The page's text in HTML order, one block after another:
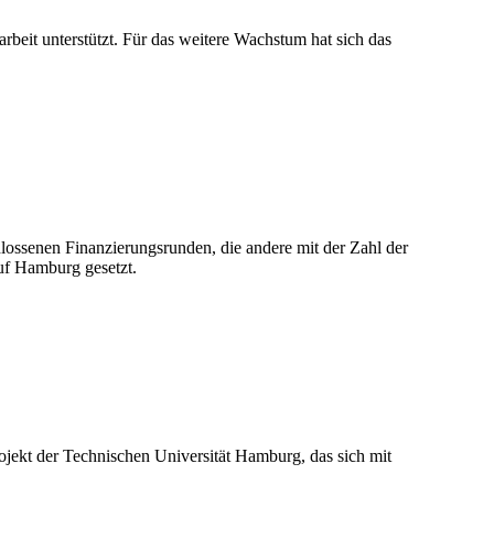
unterstützt. Für das weitere Wachstum hat sich das
Finanzierungsrunden, die andere mit der Zahl der
Hamburg gesetzt.
der Technischen Universität Hamburg, das sich mit